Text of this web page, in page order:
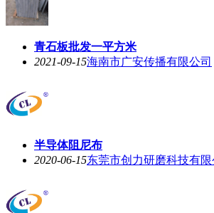
青石板批发一平方米
2021-09-15海南市广安传播有限公司
半导体阻尼布
2020-06-15东莞市创力研磨科技有限